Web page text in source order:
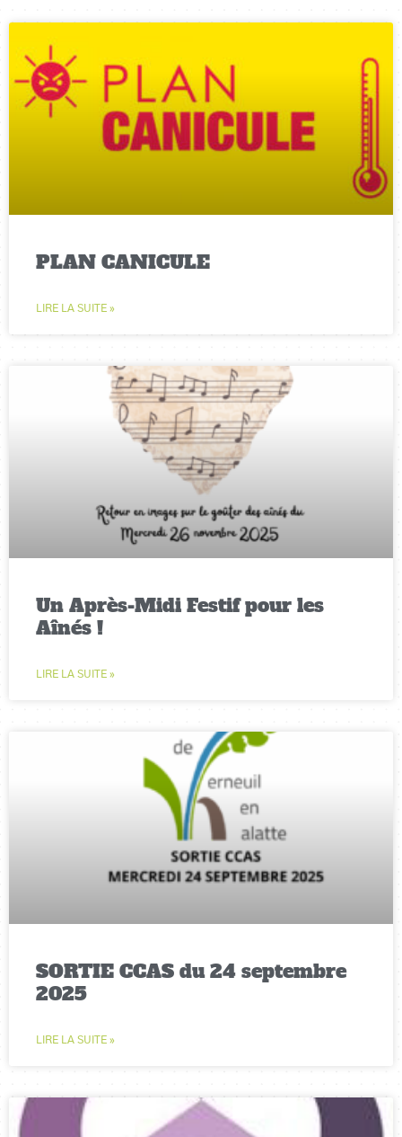
PLAN CANICULE
LIRE LA SUITE »
Un Après-Midi Festif pour les
Aînés !
LIRE LA SUITE »
SORTIE CCAS du 24 septembre
2025
LIRE LA SUITE »